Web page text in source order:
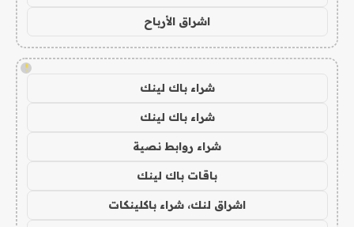
اشراق الأرباح
!
شراء باك لينك
شراء باك لينك
شراء روابط نصية
باقات باك لينك
اشراق لنك، شراء باكلينكات